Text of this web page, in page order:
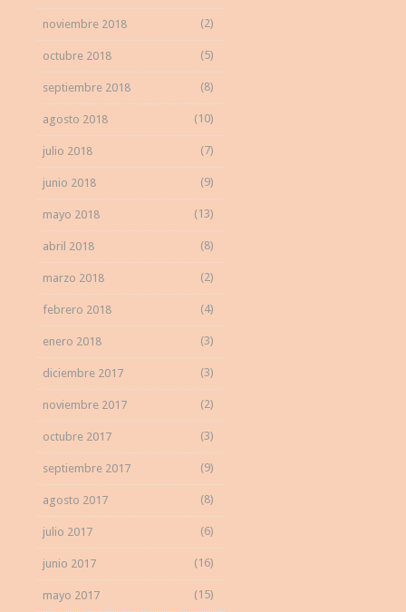
noviembre 2018 (2)
octubre 2018 (5)
septiembre 2018 (8)
agosto 2018 (10)
julio 2018 (7)
junio 2018 (9)
mayo 2018 (13)
abril 2018 (8)
marzo 2018 (2)
febrero 2018 (4)
enero 2018 (3)
diciembre 2017 (3)
noviembre 2017 (2)
octubre 2017 (3)
septiembre 2017 (9)
agosto 2017 (8)
julio 2017 (6)
junio 2017 (16)
mayo 2017 (15)